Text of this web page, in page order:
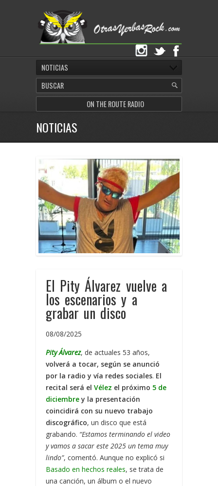
NOTICIAS
ON THE ROUTE RADIO
NOTICIAS
El Pity Álvarez vuelve a
los escenarios y a
grabar un disco
08/08/2025
Pity Álvarez, de actuales 53 años,
volverá a tocar, según se anunció
por la radio y vía redes sociales. El
recital será el Vélez el próximo 5 de
diciembrey la presentación
coincidirá con su nuevo trabajo
discográfico, un disco que está
grabando. “Estamos terminando el video
y vamos a sacar este 2025 un tema muy
lindo”, comentó. Aunque no explicó si
Basado en hechos reales, se trata de
una canción, un álbum o el nuevo